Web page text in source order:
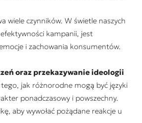
wiele czynników. W świetle naszych
kampanii, jest
i zachowania konsumentów.
oraz przekazywanie ideologii
jak różnorodne mogą być języki
ponadczasowy i powszechny.
aby wywołać pożądane reakcje u